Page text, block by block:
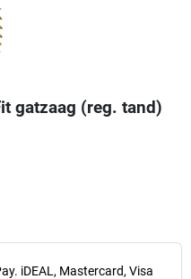
iDEAL, Mastercard, Visa
gatzaag (reg. tand)